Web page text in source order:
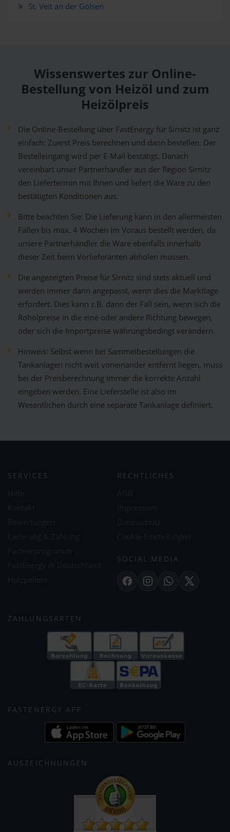
St. Veit an der Gölsen
Wissenswertes zur Online-
Bestellung von Heizöl und zum
Heizölpreis
Die Online-Bestellung über FastEnergy für Sirnitz ist ganz
einfach: Zuerst Preis berechnen und dann bestellen. Der
Bestelleingang wird per E-Mail bestätigt. Danach
vereinbart unser Partnerhändler aus der Region Sirnitz
den Liefertermin mit Ihnen und liefert die Ware zu den
bestätigten Konditionen aus.
Bitte beachten Sie: Die Lieferung kann in den allermeisten
Fällen bis max. 4 Wochen im Voraus bestellt werden, da
unsere Partnerhändler die Ware ebenfalls innerhalb
dieser Zeit beim Vorlieferanten abholen müssen.
Die angezeigten Preise für Sirnitz sind stets aktuell und
werden immer dann angepasst, wenn dies die Marktlage
erfordert. Dies kann z.B. dann der Fall sein, wenn sich die
Rohölpreise in die eine oder andere Richtung bewegen,
oder sich die Importpreise währungsbedingt verändern.
Hinweis: Selbst wenn bei Sammelbestellungen die
Tankanlagen nicht weit voneinander entfernt liegen, muss
bei der Preisberechnung immer die korrekte Anzahl
eingeben werden. Eine Lieferstelle ist also im
Wesentlichen durch eine separate Tankanlage definiert.
SERVICES RECHTLICHES
SOCIAL MEDIA
FacebookInstagramWhatsApp
X
ZAHLUNGSARTEN
FASTENERGY APP
AUSZEICHNUNGEN